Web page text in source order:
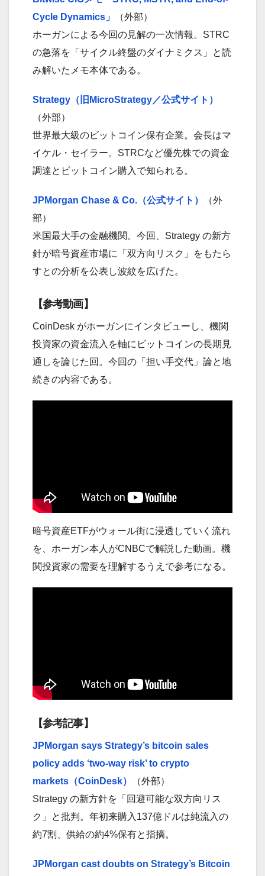
Cycle Dynamics」
（外部）
ホーガンによる今回の見解の一次情報。STRC
の急落を「サイクル終盤のダイナミクス」と読
み解いたメモ本体である。
Strategy（旧MicroStrategy／公式サイト）
（外部）
世界最大級のビットコイン保有企業。会長はマ
イケル・セイラー。STRCなど優先株での資金
調達とビットコイン購入で知られる。
JPMorgan Chase & Co.（公式サイト）
（外
部）
米国最大手の金融機関。今回、Strategy の新方
針が暗号資産市場に「双方向リスク」をもたら
すとの分析を公表し波紋を広げた。
【参考動画】
CoinDesk がホーガンにインタビューし、機関
投資家の資金流入を軸にビットコインの長期見
通しを論じた回。今回の「担い手交代」論と地
続きの内容である。
暗号資産ETFがウォール街に浸透していく流れ
を、ホーガン本人がCNBCで解説した動画。機
関投資家の需要を理解するうえで参考になる。
【参考記事】
JPMorgan says Strategy’s bitcoin sales
policy adds ‘two-way risk’ to crypto
markets（CoinDesk）
（外部）
Strategy の新方針を「回避可能な双方向リス
ク」と批判。年初来購入137億ドルは純流入の
約7割、供給の約4%保有と指摘。
JPMorgan cast doubts on Strategy’s Bitcoin